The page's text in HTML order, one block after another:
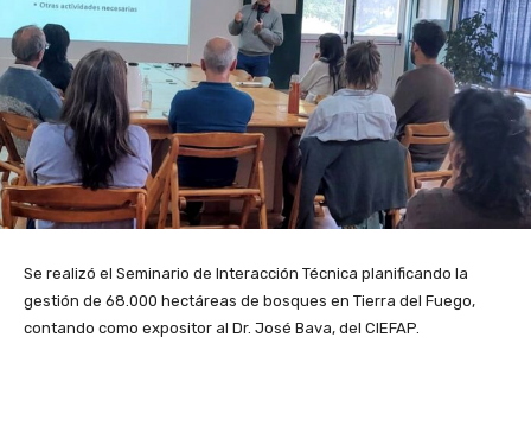
Se realizó el Seminario de Interacción Técnica planificando la
gestión de 68.000 hectáreas de bosques en Tierra del Fuego,
contando como expositor al Dr. José Bava, del CIEFAP.